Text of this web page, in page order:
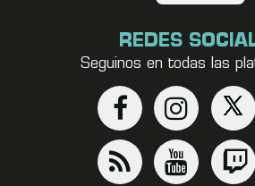
REDES
Seguinos en todas las